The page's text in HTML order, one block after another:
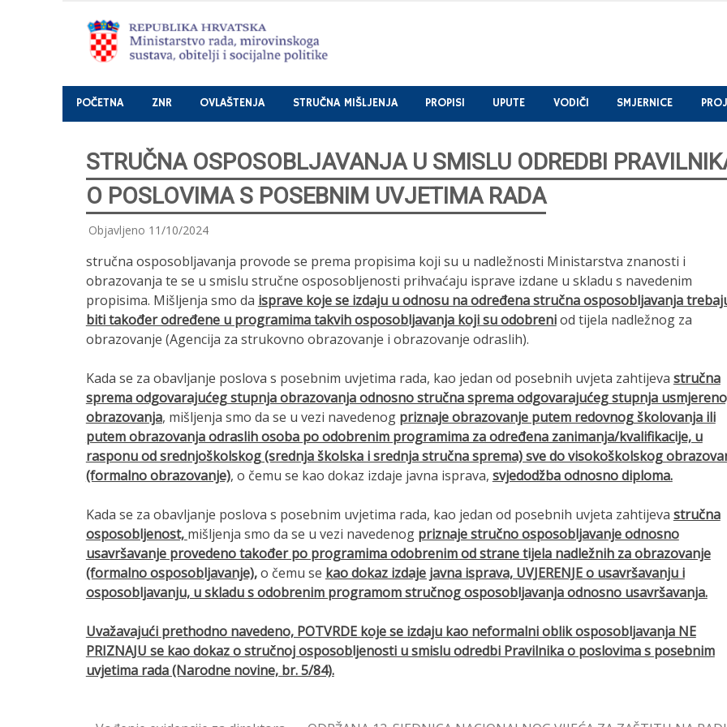
POČETNA ZNR OVLAŠTENJA STRUČNA MIŠLJENJA PROPISI UPUTE VODIČI SMJERNICE
STRUČNA OSPOSOBLJAVANJA U SMISLU ODREDBI
O POSLOVIMA S POSEBNIM UVJETIMA RADA
Objavljeno 11/10/2024
stručna osposobljavanja provode se prema propisima koji su u nadležnosti Ministarstva znanosti i
obrazovanja te se u smislu stručne osposobljenosti prihvaćaju isprave izdane u skladu s navedenim
propisima. Mišljenja smo da isprave koje se izdaju u odnosu na određena stručna osposobljavanja
biti također određene u programima takvih osposobljavanja koji su odobreniod tijela nadležnog za
obrazovanje (Agencija za strukovno obrazovanje i obrazovanje odraslih).
Kada se za obavljanje poslova s posebnim uvjetima rada, kao jedan od posebnih uvjeta zahtijeva stručna
sprema odgovarajućeg stupnja obrazovanja odnosno stručna sprema odgovarajućeg stupnja
obrazovanja, mišljenja smo da se u vezi navedenog priznaje obrazovanje putem redovnog školovanja ili
putem obrazovanja odraslih osoba po odobrenim programima za određena zanimanja/kvalifikacije, u
rasponu od srednjoškolskog (srednja školska i srednja stručna sprema) sve do visokoškolskog
(formalno obrazovanje), o čemu se kao dokaz izdaje javna isprava, svjedodžba odnosno diploma.
Kada se za obavljanje poslova s posebnim uvjetima rada, kao jedan od posebnih uvjeta zahtijeva stručna
osposobljenost, mišljenja smo da se u vezi navedenog priznaje stručno osposobljavanje odnosno
usavršavanje provedeno također po programima odobrenim od strane tijela nadležnih za obrazovanje
(formalno osposobljavanje),o čemu se kao dokaz izdaje javna isprava, UVJERENJE o usavršavanju i
osposobljavanju, u skladu s odobrenim programom stručnog osposobljavanja odnosno usavršavanja.
Uvažavajući prethodno navedeno, POTVRDE koje se izdaju kao neformalni oblik osposobljavanja NE
PRIZNAJU se kao dokaz o stručnoj osposobljenosti u smislu odredbi Pravilnika o poslovima s posebnim
uvjetima rada (Narodne novine, br. 5/84).